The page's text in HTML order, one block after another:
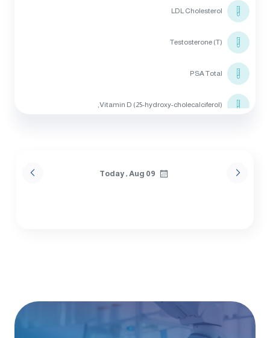
LDL Cholesterol
Testosterone (T)
PSA Total
Vitamin D (25-hydroxy-cholecalciferol),
ALT (SGPT)